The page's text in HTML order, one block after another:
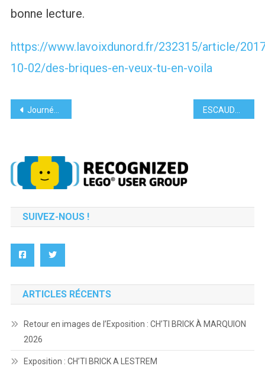
bonne lecture.
https://www.lavoixdunord.fr/232315/article/
10-02/des-briques-en-veux-tu-en-voila
Navigation
l’article
Journée Legoland 2017
SUIVEZ-NOUS !
ARTICLES RÉCENTS
Retour en images de l’Exposition : CH’TI BRICK À MARQUION
2026
Exposition : CH’TI BRICK A LESTREM